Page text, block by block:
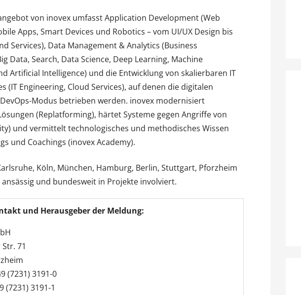
von inovex umfasst Application Development (Web
Apps, Smart Devices und Robotics – vom UI/UX Design bis
Services), Data Management & Analytics (Business
Data, Search, Data Science, Deep Learning, Machine
Artificial Intelligence) und die Entwicklung von skalierbaren IT
(IT Engineering, Cloud Services), auf denen die digitalen
Modus betrieben werden. inovex modernisiert
(Replatforming), härtet Systeme gegen Angriffe von
und vermittelt technologisches und methodisches Wissen
und Coachings (inovex Academy).
Köln, München, Hamburg, Berlin, Stuttgart, Pforzheim
und bundesweit in Projekte involviert.
und Herausgeber der Meldung:
71
(7231) 3191-0
(7231) 3191-1